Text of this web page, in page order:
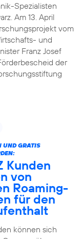
Spezialisten
Am 13. April
vom
und
Franz Josef
der
UND GRATIS
Kunden
von
Roaming-
für den
können sich